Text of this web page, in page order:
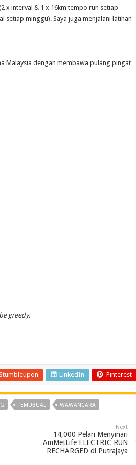
x interval & 1 x 16km tempo run setiap
setiap minggu). Saya juga menjalani latihan
Malaysia dengan membawa pulang pingat
greedy.
LinkedIn Pinterest
TEMUBUAL WAWANCARA
Next
14,000 Pelari Menyinari
AmMetLife ELECTRIC RUN
RECHARGED di Putrajaya